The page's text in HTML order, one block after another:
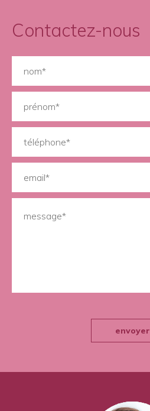
Contactez-nous
envoyer